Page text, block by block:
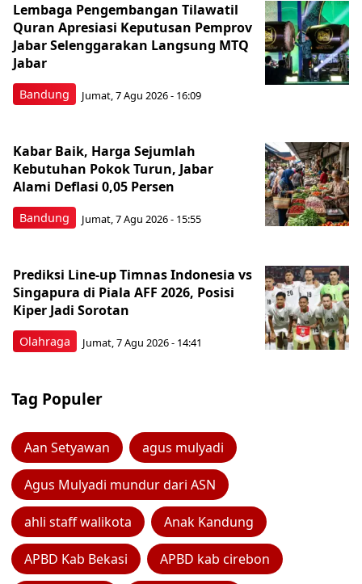
Bandung
Lembaga Pengembangan Tilawatil
Quran Apresiasi Keputusan Pemprov
Jabar Selenggarakan Langsung MTQ
Jabar
Jumat, 7 Agu 2026 - 16:09
Bandung
Kabar Baik, Harga Sejumlah
Kebutuhan Pokok Turun, Jabar
Alami Deflasi 0,05 Persen
Jumat, 7 Agu 2026 - 15:55
Olahraga
Prediksi Line-up Timnas Indonesia vs
Singapura di Piala AFF 2026, Posisi
Kiper Jadi Sorotan
Jumat, 7 Agu 2026 - 14:41
Tag Populer
Aan Setyawan agus mulyadi
Agus Mulyadi mundur dari ASN
ahli staff walikota Anak Kandung
APBD Kab Bekasi APBD kab cirebon